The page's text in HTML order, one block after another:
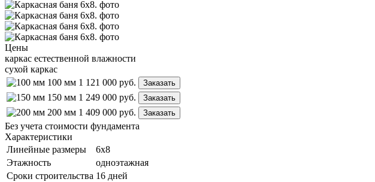
Цены
каркас естественной влажности
сухой каркас
100 мм 1 121 000 руб. Заказать
150 мм 1 249 000 руб. Заказать
200 мм 1 409 000 руб. Заказать
Без учета стоимости фундамента
Характеристики
Линейные размеры
6х8
Этажность
одноэтажная
Сроки строительства 16 дней